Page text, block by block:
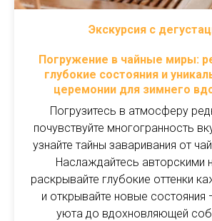
Экскурсия с
Погружение в чайные миры:
глубокие состояния и
церемонии для зимнего
Погрузитесь в атмосферу
почувствуйте многогранность
узнайте тайны заваривания от
Наслаждайтесь авторскими
раскрывайте глубокие оттенки
и открывайте новые состояния
уюта до вдохновляющей